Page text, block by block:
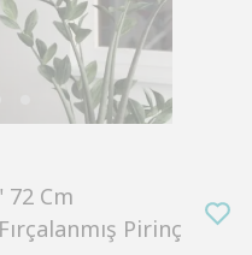
72 Cm
Pirinç